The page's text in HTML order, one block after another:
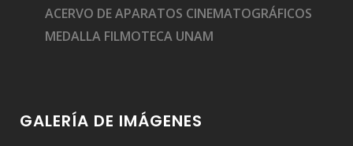
ACERVO DE APARATOS CINEMATOGRÁFICOS
MEDALLA FILMOTECA UNAM
GALERÍA DE IMÁGENES